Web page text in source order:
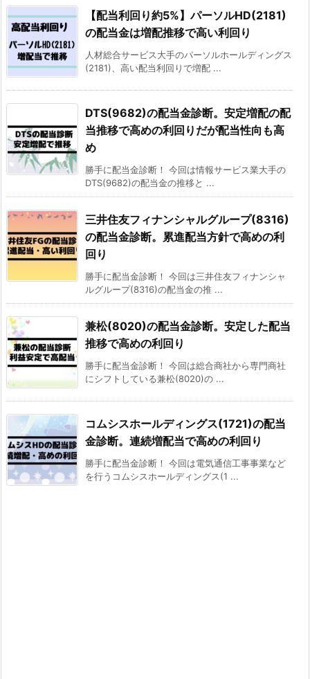
【配当利回り約5%】パーソルHD(2181)
の配当金は増配推移で高い利回り
人材総合サービス大手のパーソルホールディングス
(2181)、高い配当利回りで増配 ...
DTS(9682)の配当金診断。安定増配の配
当推移で高めの利回りだが配当性向も高
め
勝手に配当金診断！ 今回は情報サービス業大手の
DTS(9682)の配当金の推移と ...
三井住友フィナンシャルグループ(8316)
の配当金診断。累進配当方針で高めの利
回り
勝手に配当金診断！ 今回は三井住友フィナンシャ
ルグループ(8316)の配当金の推 ...
兼松(8020)の配当金診断。安定した配当
推移で高めの利回り
勝手に配当金診断！ 今回は総合商社から専門商社
にシフトしている兼松(8020)の ...
コムシスホールディングス(1721)の配当
金診断。連続増配当で高めの利回り
勝手に配当金診断！ 今回は電気通信工事事業など
を行うコムシスホールディングス(1 ...